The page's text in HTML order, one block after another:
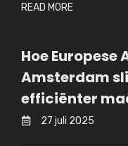
READ MORE
Hoe
Amsterdam
efficiënter
27 juli 2025